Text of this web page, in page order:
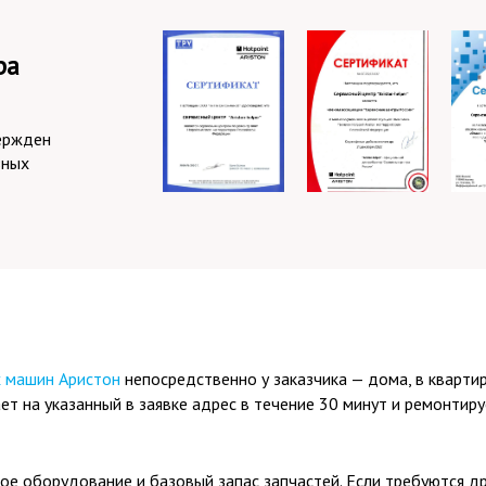
машин Аристон непосредственно у заказчика — дома, в
на указанный в заявке адрес в течение 30 минут и
оборудование и базовый запас запчастей. Если требуются